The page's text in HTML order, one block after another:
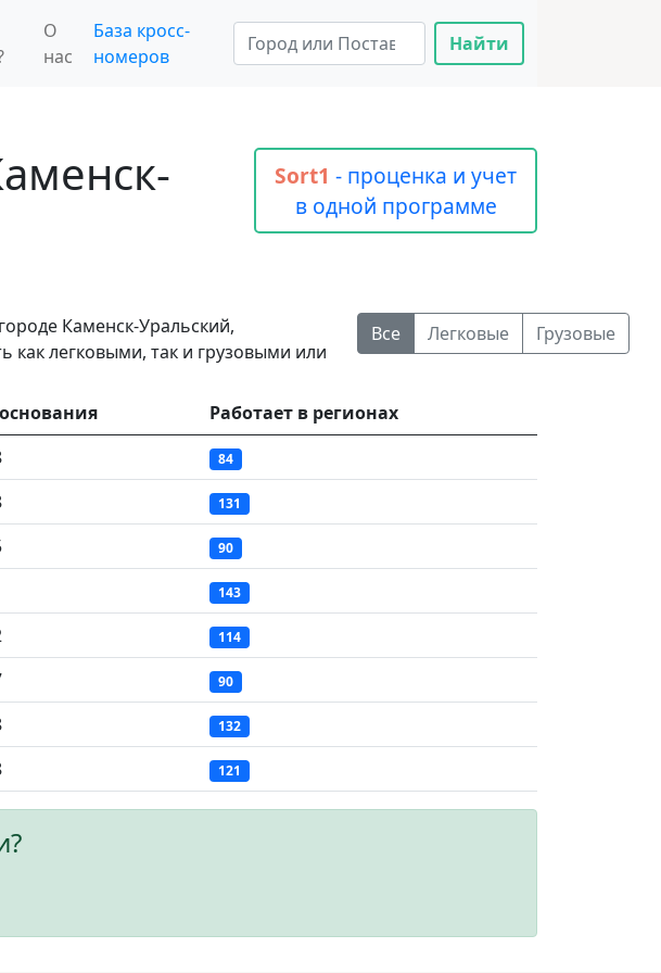
О
нас
База кросс-
номеров
Найти
Sort1 - проценка и учет
в одной программе
Каменск-Уральский,
легковыми, так и грузовыми или
Все Легковые Грузовые
Работает в регионах
84
131
90
143
114
90
132
121